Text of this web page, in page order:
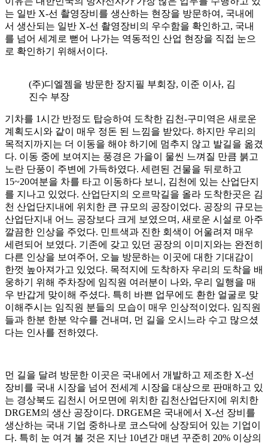
는 일반 X-선 촬영장비를 생산하는 현장을 방문하여, 국내에
서 생산되는 일반 X-선 촬영장비의 우수함을 확인하고, 국내
를 넘어 세계로 뻗어 나가는 역동적인 산업 현장을 직접 눈으
로 확인하기 위해서이다.
(주)디엘젬을 방문한 장지필 부회장, 이준 이사, 김
진수 부장
기차를 1시간 반정도 탑승하여 도착한 김천-구미역은 새로운
계획도시와 같이 매우 정돈 된 느낌을 받았다. 하지만 우리의
목적지까지는 더 이동을 해야 하기에 멈추지 않고 발길을 옮겼
다. 이동 중에 보여지는 풍경은 가을이 물씬 느껴질 만큼 붉고
노란 단풍이 주변에 가득하였다. 세련된 건물을 뒤로하고
15~20여분을 차를 타고 이동하다 보니, 김천에 있는 산업단지
를 지나고 있었다. 산업단지의 오르막길을 올라 도착한곳은 김
천 산업단지내에 위치한 큰 규모의 공장이었다. 공장의 규모는
산업단지내 어느 공장보다 크게 보였으며, 새로운 시설로 아주
깔끔한 인상을 주었다. 민트색과 진한 회색이 어울려져 매우
세련되어 보였다. 기존에 갖고 있던 공장의 이미지와는 완전히
다른 인상을 보여주어, 오늘 방문하는 이곳에 대한 기대감이
한껏 높아져가고 있었다. 목적지에 도착하자 우리의 도착을 배
웅하기 위해 주차장에 임직원 여러분이 나와, 우리 일행을 매
우 반갑게 맞이해 주셨다. 특히 바쁜 업무에도 환한 얼굴로 맞
이해주시는 임직원 분들의 모습이 매우 인상적이었다. 임직원
들과 한분 한분 악수를 건내며, 먼 길을 오시느라 수고 많으셨
다는 인사를 전하였다.
먼 길을 달려 방문한 이곳은 국내에서 개발하고 제조한 X-선
장비를 국내 시장을 넘어 전세계 시장을 대상으로 판매하고 있
는 경상북도 김천시 어모면에 위치한 김천산업단지에 위치한
DRGEM의 생산 공장이다. DRGEM은 국내에서 X-선 장비를
생산하는 국내 기업 중하나로 코스닥에 상장되어 있는 기업이
다. 특히 눈 여겨 볼 것은 지난 10년간 매년 꾸준히 20% 이상의